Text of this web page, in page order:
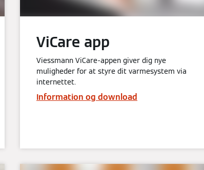
ViCare app
Viessmann ViCare-appen giver dig nye
muligheder for at styre dit varmesystem via
internettet.
Information og download